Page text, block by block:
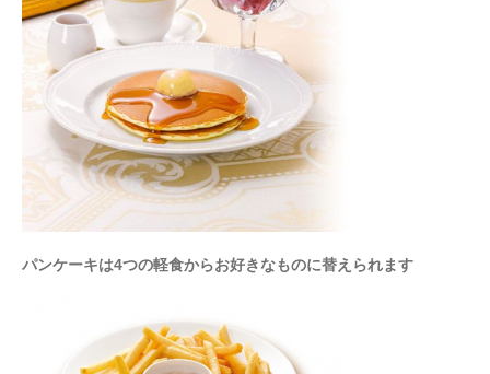
パンケーキは4つの軽食からお好きなものに替えられます